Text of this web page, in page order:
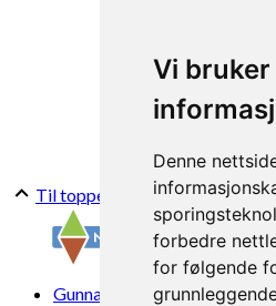
Vi bruker
Denne
forbedre
for følgende
Til toppen
Gunnars veg 6, 6630 Tingvoll